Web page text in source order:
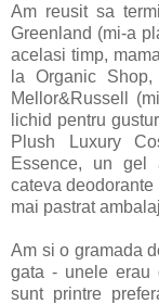
Am reusit sa
Greenland (mi-a
acelasi timp,
la Organic
Mellor&Russell
lichid pentru
Plush Luxury
Essence, un gel
cateva
mai pastrat
Am si o gramada
gata - unele erau
sunt printre